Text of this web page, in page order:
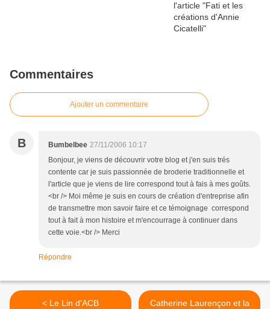
Commentaires
Ajouter un commentaire
B Bumbelbee 27/11/2006 10:17
Bonjour, je viens de découvrir votre blog et j'en suis trés
contente car je suis passionnée de broderie traditionnelle et
l'article que je viens de lire correspond tout à fais à mes goûts.
<br /> Moi même je suis en cours de création d'entreprise afin
de transmettre mon savoir faire et ce témoignage correspond
tout à fait à mon histoire et m'encourrage à continuer dans
cette voie.<br /> Merci
Répondre
< Le Lin d'ACB
Catherine Laurençon et la